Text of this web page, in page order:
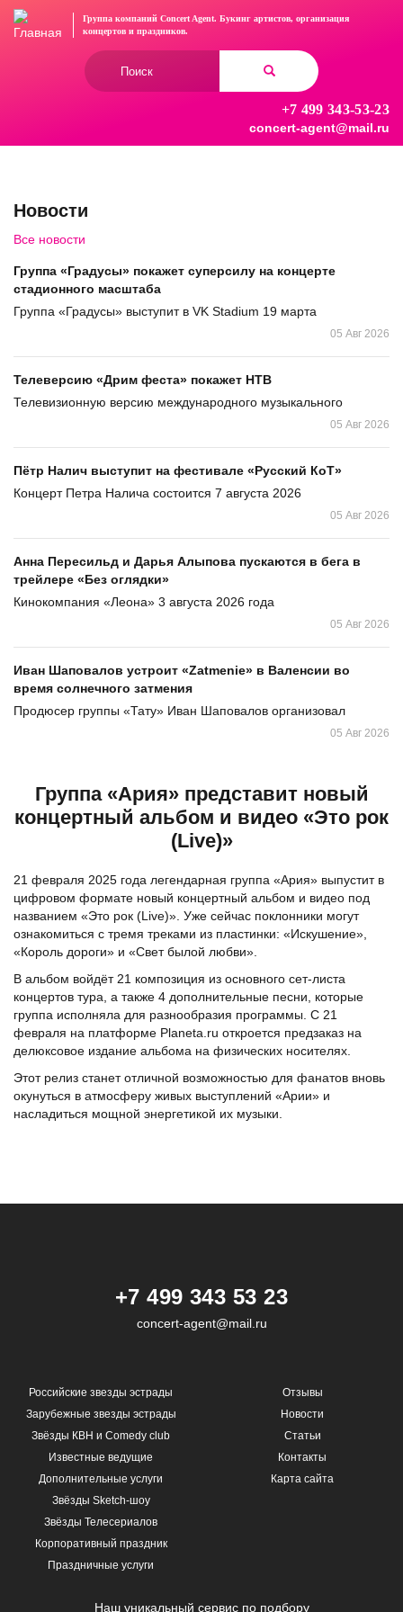
Перейти
Группа компаний Concert Agent. Букинг артистов, организация
концертови праздников.
+7 499 343-53-23
concert-agent@mail.ru
Новости
Все новости
Группа «Градусы» покажет суперсилу на концерте
стадионного масштаба
Группа «Градусы» выступит в VK Stadium 19 марта
05 Авг 2026
Телеверсию «Дрим феста» покажет НТВ
Телевизионную версию международного музыкального
05 Авг 2026
Пётр Налич выступит на фестивале «Русский КоТ»
Концерт Петра Налича состоится 7 августа 2026
05 Авг 2026
Анна Пересильд и Дарья Алыпова пускаются в бега в
трейлере «Без оглядки»
Кинокомпания «Леона» 3 августа 2026 года
05 Авг 2026
Иван Шаповалов устроит «Zatmenie» в Валенсии во
время солнечного затмения
Продюсер группы «Тату» Иван Шаповалов организовал
05 Авг 2026
Группа «Ария» представит новый
концертный альбом и видео «Это рок
(Live)»
21 февраля 2025 года легендарная группа «Ария» выпустит в
цифровом формате новый концертный альбом и видео под
названием «Это рок (Live)». Уже сейчас поклонники могут
ознакомиться с тремя треками из пластинки: «Искушение»,
«Король дороги» и «Свет былой любви».
В альбом войдёт 21 композиция из основного сет-листа
концертов тура, а также 4 дополнительные песни, которые
группа исполняла для разнообразия программы. С 21
февраля на платформе Planeta.ru откроется предзаказ на
делюксовое издание альбома на физических носителях.
Этот релиз станет отличной возможностью для фанатов вновь
окунуться в атмосферу живых выступлений «Арии» и
насладиться мощной энергетикой их музыки.
+7 499 343 53 23
concert-agent@mail.ru
Российские звезды эстрады
Зарубежные звезды эстрады
Звёзды КВН и Comedy club
Известные ведущие
Дополнительные услуги
Звёзды Sketch-шоу
Звёзды Телесериалов
Корпоративный праздник
Праздничные услуги
Отзывы
Новости
Статьи
Контакты
Карта сайта
Наш уникальный сервис по подбору